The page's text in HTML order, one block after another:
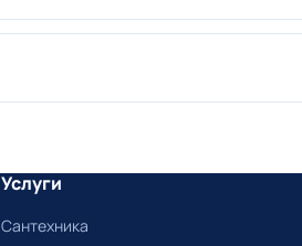
Услуги
Сантехника